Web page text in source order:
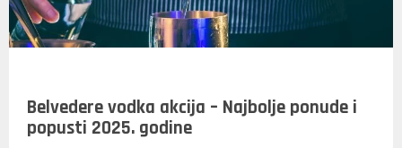
Belvedere vodka akcija – Najbolje ponude i
popusti 2025. godine